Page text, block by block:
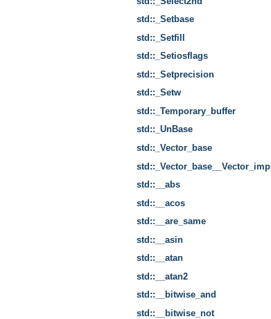
std::_Setbase
std::_Setfill
std::_Setiosflags
std::_Setprecision
std::_Setw
std::_Temporary_buffer
std::_UnBase
std::_Vector_base
std::_Vector_base__Vector_impl
std::__abs
std::__acos
std::__are_same
std::__asin
std::__atan
std::__atan2
std::__bitwise_and
std::__bitwise_not